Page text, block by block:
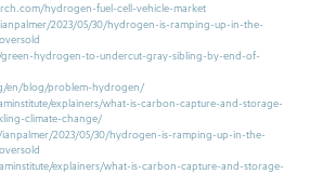
hydrogen-fuel-cell-vehicle-market
2023/05/30/hydrogen-is-ramping-up-in-the-
hydrogen-to-undercut-gray-sibling-by-end-of-
en/blog/problem-hydrogen/
explainers/what-is-carbon-capture-and-storage-
climate-change/
2023/05/30/hydrogen-is-ramping-up-in-the-
explainers/what-is-carbon-capture-and-storage-